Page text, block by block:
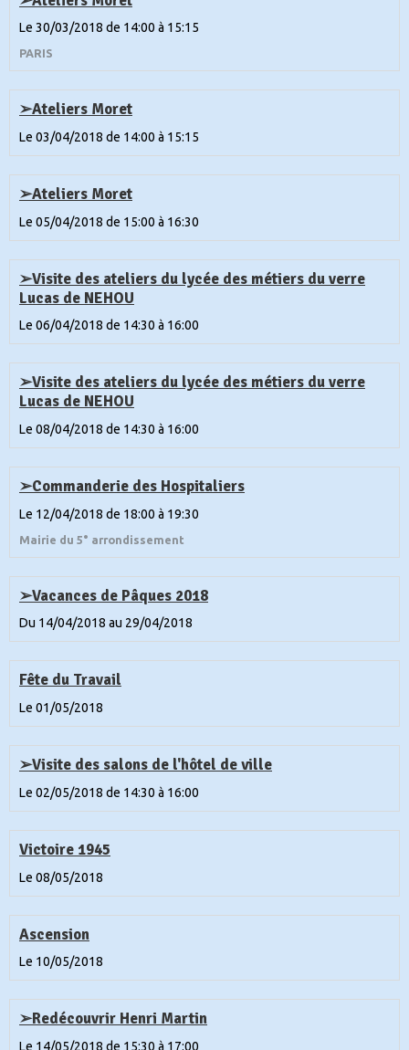
Le 30/03/2018 de 14:00 à 15:15
PARIS
➢Ateliers Moret
Le 03/04/2018 de 14:00 à 15:15
➢Ateliers Moret
Le 05/04/2018 de 15:00 à 16:30
➢Visite des ateliers du lycée des métiers du verre
Lucas de NEHOU
Le 06/04/2018 de 14:30 à 16:00
➢Visite des ateliers du lycée des métiers du verre
Lucas de NEHOU
Le 08/04/2018 de 14:30 à 16:00
➢Commanderie des Hospitaliers
Le 12/04/2018 de 18:00 à 19:30
Mairie du 5° arrondissement
➢Vacances de Pâques 2018
Du 14/04/2018 au 29/04/2018
Fête du Travail
Le 01/05/2018
➢Visite des salons de l'hôtel de ville
Le 02/05/2018 de 14:30 à 16:00
Victoire 1945
Le 08/05/2018
Ascension
Le 10/05/2018
➢Redécouvrir Henri Martin
Le 14/05/2018 de 15:30 à 17:00